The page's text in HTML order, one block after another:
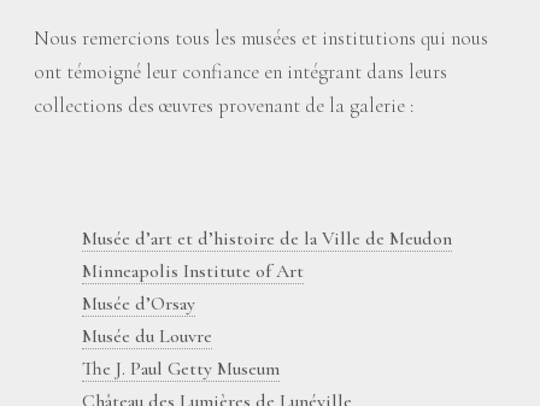
Nous remercions tous les musées et institutions qui nous
ont témoigné leur confiance en intégrant dans leurs
collections des œuvres provenant de la galerie :
Musée d’art et d’histoire de la Ville de Meudon
Minneapolis Institute of Art
Musée d’Orsay
Musée du Louvre
The J. Paul Getty Museum
Château des Lumières de Lunéville